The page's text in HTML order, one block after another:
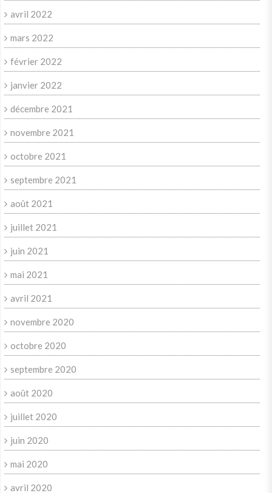
avril 2022
mars 2022
février 2022
janvier 2022
décembre 2021
novembre 2021
octobre 2021
septembre 2021
août 2021
juillet 2021
juin 2021
mai 2021
avril 2021
novembre 2020
octobre 2020
septembre 2020
août 2020
juillet 2020
juin 2020
mai 2020
avril 2020